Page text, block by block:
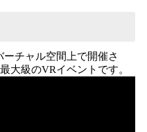
ーチャル空間上で開催さ
大級のVRイベントです。